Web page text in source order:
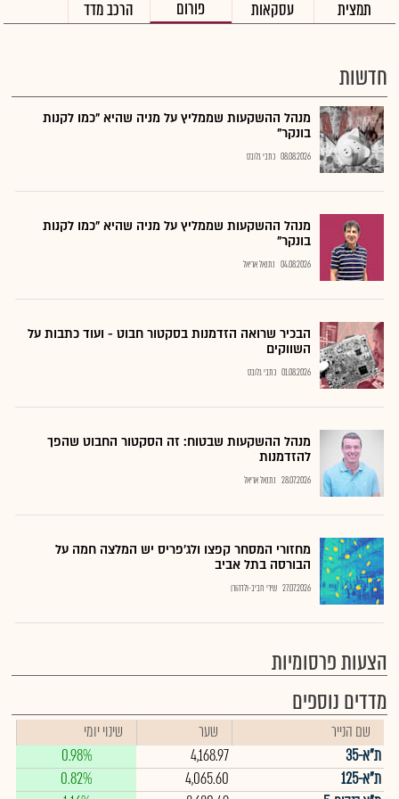
תמצית עסקאות פורום הרכב מדד
חדשות
מנהל ההשקעות שממליץ על מניה שהיא "כמו לקנות
בונקר"
08.08.2026 כתבי גלובס
מנהל ההשקעות שממליץ על מניה שהיא "כמו לקנות
בונקר"
04.08.2026 נתנאל אריאל
הבכיר שרואה הזדמנות בסקטור חבוט - ועוד כתבות על
השווקים
01.08.2026 כתבי גלובס
מנהל ההשקעות שבטוח: זה הסקטור החבוט שהפך
להזדמנות
28.07.2026 נתנאל אריאל
מחזורי המסחר קפצו ולג'פריס יש המלצה חמה על
הבורסה בתל אביב
27.07.2026 שירי חביב-ולדהורן
הצעות פרסומיות
מדדים נוספים
שם הנייר שער
שינוי יומי
ת"א-35
4,168.97
0.98%
ת"א-125
4,065.60
0.82%